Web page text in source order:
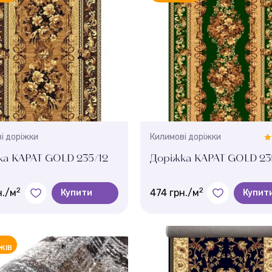
доріжки
КАРАТ GOLD 235/12
м2 Купити
м.:
, 1.5 , 0.8 , 0.6
Килимові доріжки
Доріжка КАРАТ GOLD
474 грн./м2
Колір:
Зелений
Ширина, м.:
1 , 2 , 1.5 , 0.8